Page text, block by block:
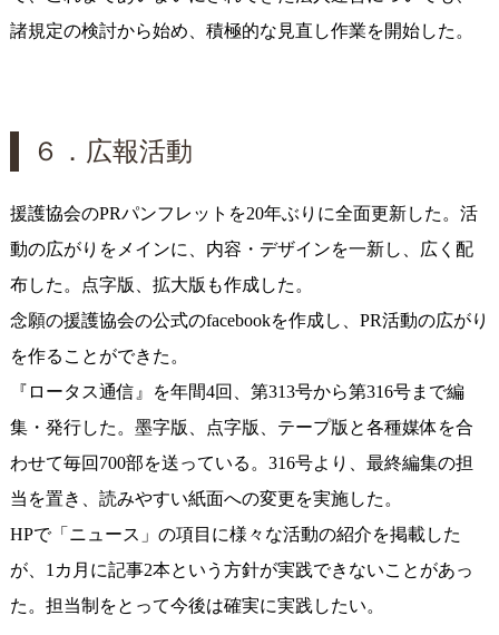
諸規定の検討から始め、積極的な見直し作業を開始した。
６．広報活動
援護協会のPRパンフレットを20年ぶりに全面更新した。活
動の広がりをメインに、内容・デザインを一新し、広く配
布した。点字版、拡大版も作成した。
念願の援護協会の公式のfacebookを作成し、PR活動の広がり
を作ることができた。
『ロータス通信』を年間4回、第313号から第316号まで編
集・発行した。墨字版、点字版、テープ版と各種媒体を合
わせて毎回700部を送っている。316号より、最終編集の担
当を置き、読みやすい紙面への変更を実施した。
HPで「ニュース」の項目に様々な活動の紹介を掲載した
が、1カ月に記事2本という方針が実践できないことがあっ
た。担当制をとって今後は確実に実践したい。